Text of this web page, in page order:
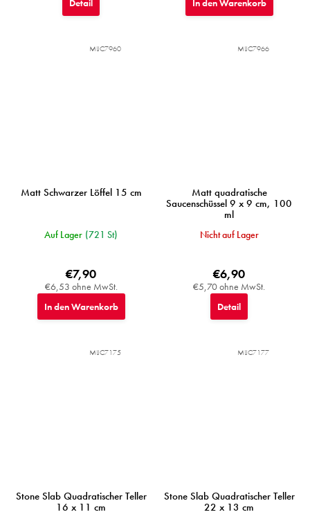
Detail In den Warenkorb
Matt Schwarzer Löffel 15 cm
Auf Lager (721 St)
€6,53 ohne MwSt.
€7,90
In den Warenkorb
MIJC7960
Matt quadratische
Saucenschüssel 9 x 9 cm, 100
ml
Nicht auf Lager
€5,70 ohne MwSt.
€6,90
Detail
MIJC7966
Stone Slab Quadratischer Teller
16 x 11 cm
MIJC7175
Stone Slab Quadratischer Teller
22 x 13 cm
MIJC7177